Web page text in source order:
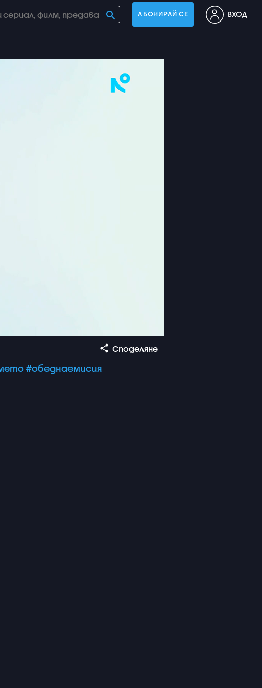
АБОНИРАЙ СЕ ВХОД
Споделяне
#обеднаемисия